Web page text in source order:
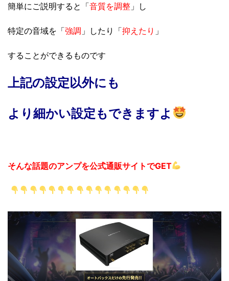
簡単にご説明すると「音質を調整 」し
特定の音域を「強調 」したり「抑えたり 」
することができるものです
上記の設定以外にも
より細かい設定もできますよ
そんな話題のアンプを公式通販サイトでGET